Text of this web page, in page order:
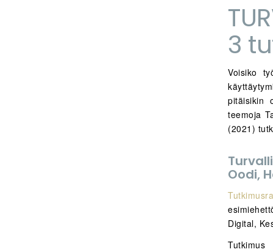
3
Voisiko
pitäisikin
teemoja
(2021)
Oodi,
Digital,